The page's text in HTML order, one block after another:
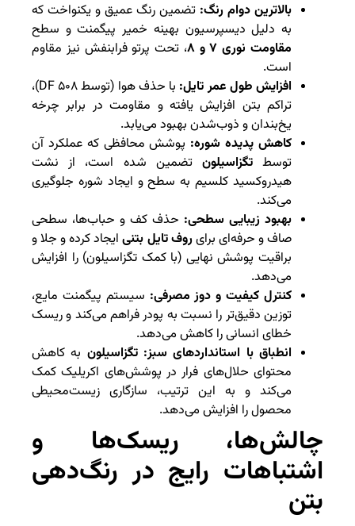
بالاترین دوام رنگ: تضمین رنگ عمیق و یکنواخت که
به دلیل دیسپرسیون بهینه خمیر پیگمنت و سطح
مقاومت نوری ۷ و ۸
، تحت پرتو فرابنفش نیز مقاوم
است.
افزایش طول عمر تایل:
با حذف هوا (توسط DF ۵۰۸)،
تراکم بتن افزایش یافته و مقاومت در برابر چرخه
یخ‌بندان و ذوب‌شدن بهبود می‌یابد.
کاهش پدیده شوره: پوشش محافظی که عملکرد آن
توسطتگزاسیلون تضمین شده است، از نشت
هیدروکسید کلسیم به سطح و ایجاد شوره جلوگیری
می‌کند.
بهبود زیبایی سطحی: حذف کف و حباب‌ها، سطحی
صاف و حرفه‌ای برایروف تایل بتنیایجاد کرده و جلا و
براقیت پوشش نهایی (با کمک تگزاسیلون) را افزایش
می‌دهد.
کنترل کیفیت و دوز مصرفی: سیستم پیگمنت مایع،
توزین دقیق‌تر را نسبت به پودر فراهم می‌کند و ریسک
خطای انسانی را کاهش می‌دهد.
انطباق با استانداردهای سبز: تگزاسیلون به کاهش
محتوای حلال‌های فرار در پوشش‌های اکریلیک کمک
می‌کند و به این ترتیب، سازگاری زیست‌محیطی
محصول را افزایش می‌دهد.
چالش‌ها، ریسک‌ها و
اشتباهات رایج در رنگ‌دهی
بتن